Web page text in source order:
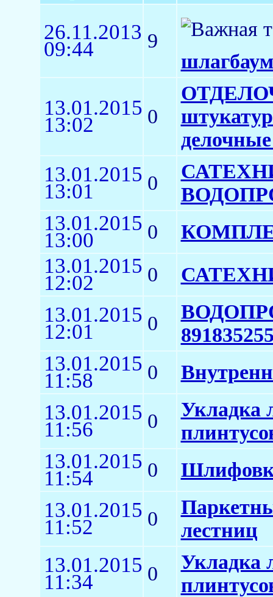
26.11.2013
09:44
9
13.01.2015
13:02 0
13.01.2015
13:01 0
13.01.2015
13:00 0
13.01.2015
12:02 0
13.01.2015
12:01 0
13.01.2015
11:58 0
13.01.2015
11:56 0
Укладка
13.01.2015
11:54 0
13.01.2015
11:52 0
лестниц
13.01.2015
11:34 0
Укладка